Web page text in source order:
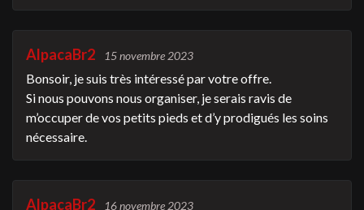
AlpacaBr2 15 novembre 2023
Bonsoir, je suis très intéressé par votre offre.
Si nous pouvons nous organiser, je serais ravis de
m’occuper de vos petits pieds et d’y prodigués les soins
nécessaire.
AlpacaBr2 16 novembre 2023